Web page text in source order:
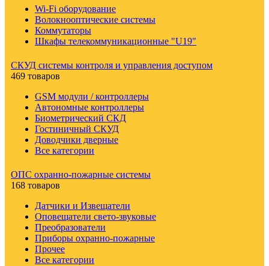
Wi-Fi оборудование
Волокнооптические системы
Коммутаторы
Шкафы телекоммуникационные "U19"
СКУД системы контроля и управления доступом
469 товаров
GSM модули / контроллеры
Автономные контроллеры
Биометрический СКД
Гостиничный СКУД
Доводчики дверные
Все категории
ОПС охранно-пожарные системы
168 товаров
Датчики и Извещатели
Оповещатели свето-звуковые
Преобразователи
Приборы охранно-пожарные
Прочее
Все категории